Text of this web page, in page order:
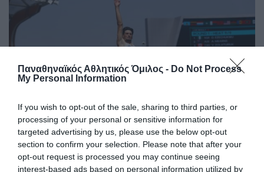
Παναθηναϊκός Αθλητικός Όμιλος - Do Not Process
My Personal Information
If you wish to opt-out of the sale, sharing to third parties, or
processing of your personal or sensitive information for
targeted advertising by us, please use the below opt-out
section to confirm your selection. Please note that after your
opt-out request is processed you may continue seeing
interest-based ads based on personal information utilized by
Στην Παγκόσμια ελίτ ο Κουλούρης